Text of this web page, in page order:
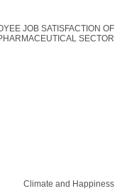
JOB SATISFACTION OF
SECTOR
Climate and Happiness